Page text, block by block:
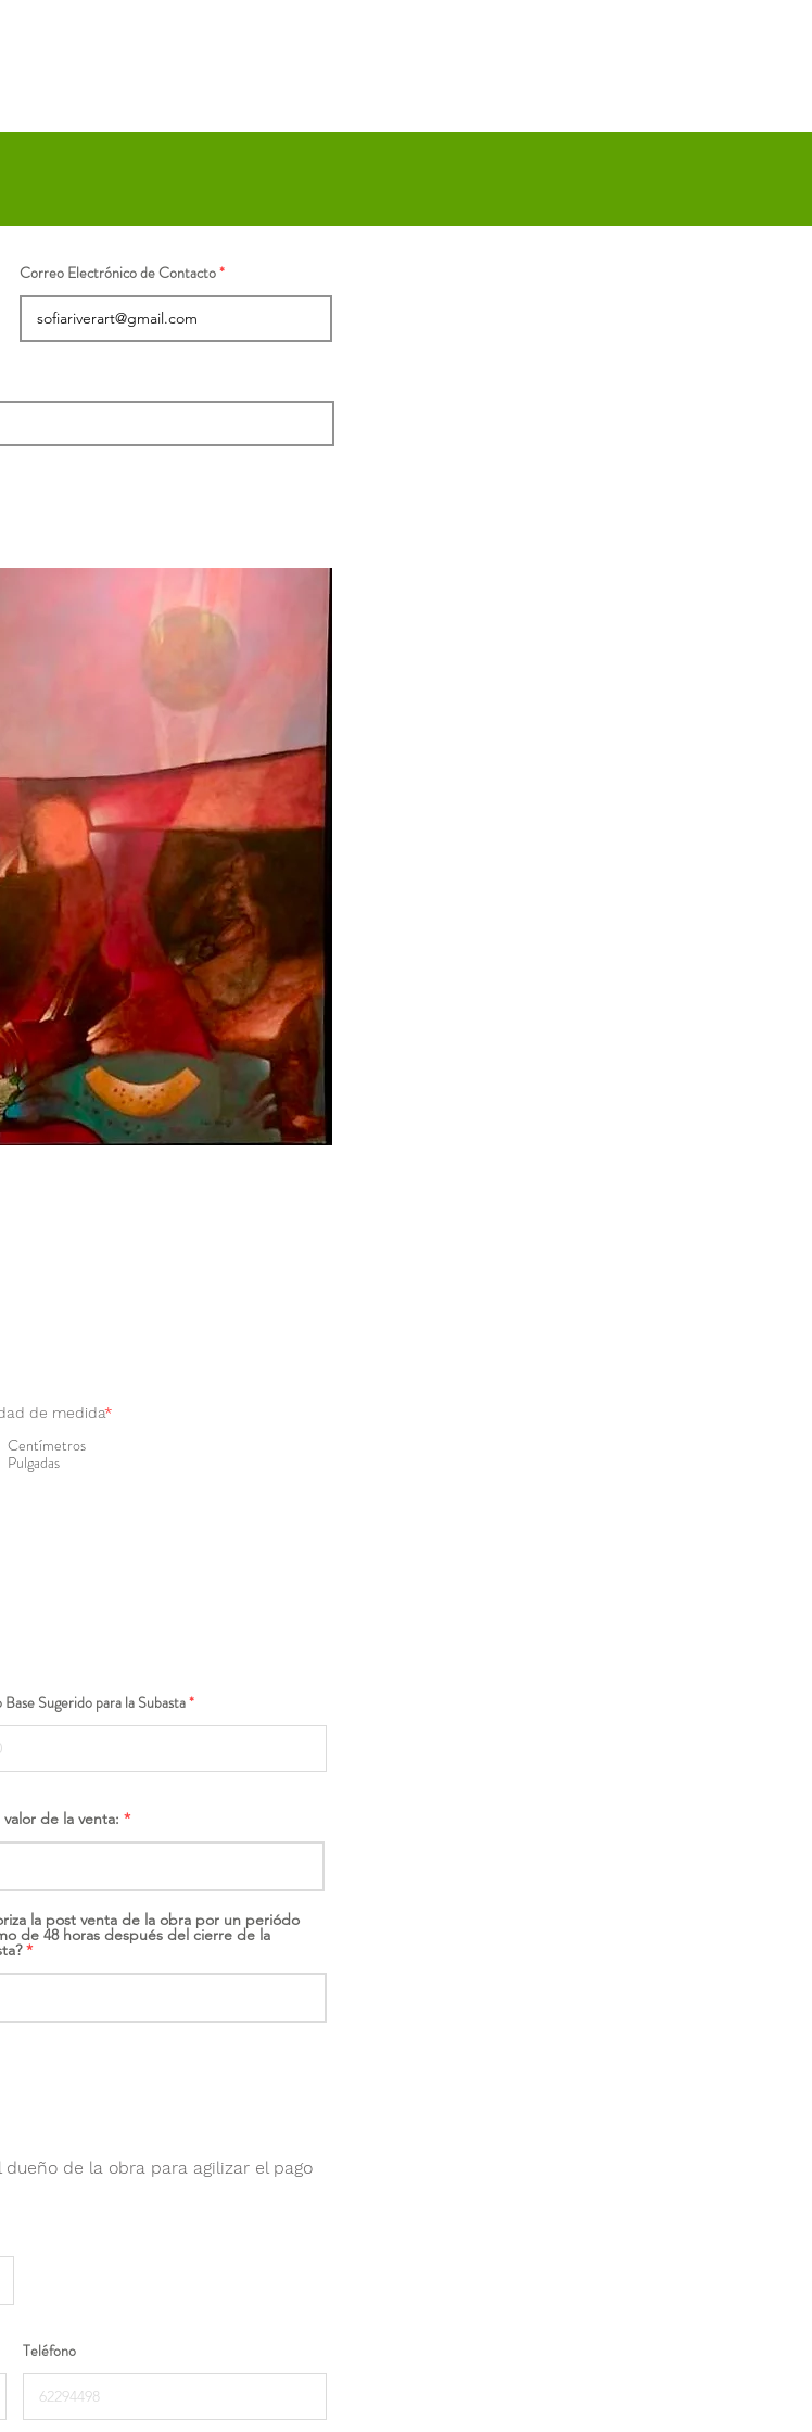
Correo Electrónico de Contacto
de medida*
Centímetros
Pulgadas
Base Sugerido para la Subasta
de la venta:
la post venta de la obra por un periódo
de 48 horas después del cierre de la
de la obra para agilizar el pago
Teléfono